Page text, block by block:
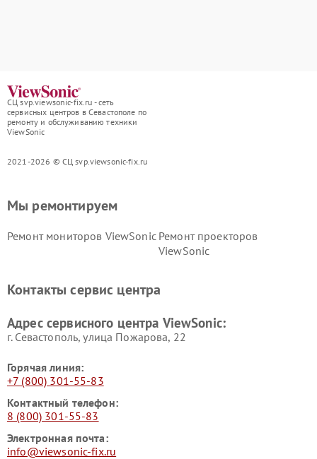
СЦ svp.viewsonic-fix.ru - сеть
сервисных центров в Севастополе по
ремонту и обслуживанию техники
ViewSonic
2021-2026 © СЦ svp.viewsonic-fix.ru
Мы ремонтируем
Ремонт мониторов ViewSonic Ремонт проекторов
ViewSonic
Контакты сервис центра
Адрес сервисного центра ViewSonic:
г. Севастополь, улица Пожарова, 22
Горячая линия:
+7 (800) 301-55-83
Контактный телефон:
8 (800) 301-55-83
Электронная почта:
info@viewsonic-fix.ru